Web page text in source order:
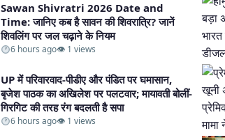
Sawan Shivratri 2026 Date and
Time: जानिए कब है सावन की शिवरात्रि? जानें
शिवलिंग पर जल चढ़ाने के नियम​
6 hours ago👁 1 views
UP में परिवारवाद-पीडीए और पंडित पर घमासान,
बृजेश पाठक का अखिलेश पर पलटवार; मायावती बोलीं-
गिरगिट की तरह रंग बदलती है सपा​
6 hours ago👁 1 views